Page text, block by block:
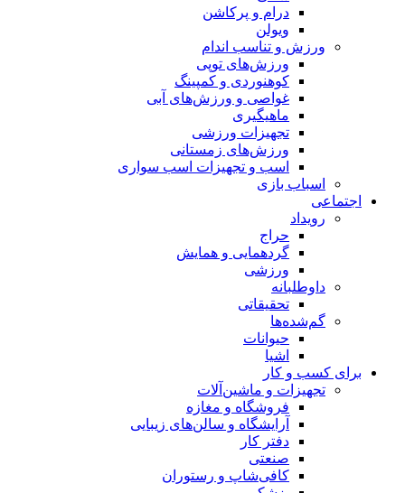
درام و پرکاشن
ویولن
ورزش و تناسب اندام
ورزش‌های توپی
کوهنوردی و کمپینگ
غواصی و ورزش‌های آبی
ماهیگیری
تجهیزات ورزشی
ورزش‌های زمستانی
اسب و تجهیزات اسب سواری
اسباب‌ بازی
اجتماعی
رویداد
حراج
گردهمایی و همایش
ورزشی
داوطلبانه
تحقیقاتی
گم‌شده‌ها
حیوانات
اشیا
برای کسب و کار
تجهیزات و ماشین‌آلات
فروشگاه و مغازه
آرایشگاه و سالن‌های زیبایی
دفتر کار
صنعتی
کافی‌شاپ و رستوران